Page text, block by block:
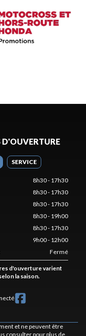
D'OUVERTURE
SERVICE
8h30 - 17h30
8h30 - 17h30
8h30 - 17h30
8h30 - 19h00
8h30 - 17h30
9h00 - 12h00
Fermé
d'ouverture varient
la saison.
et ne peuvent être
consulter pour plus de